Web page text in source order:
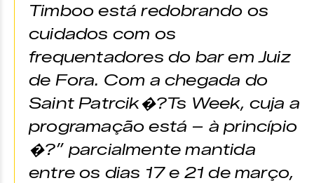
Timboo está redobrando os
cuidados com os
frequentadores do bar em Juiz
de Fora. Com a chegada do
Saint Patrcik�?Ts Week, cuja a
programação está – à princípio
�?” parcialmente mantida
entre os dias 17 e 21 de março,